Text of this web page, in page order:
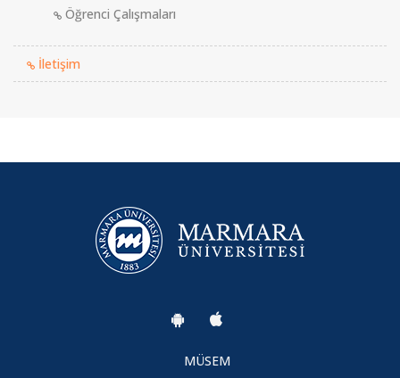
Öğrenci Çalışmaları
İletişim
MÜSEM